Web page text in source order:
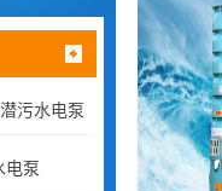
污水电泵
电泵